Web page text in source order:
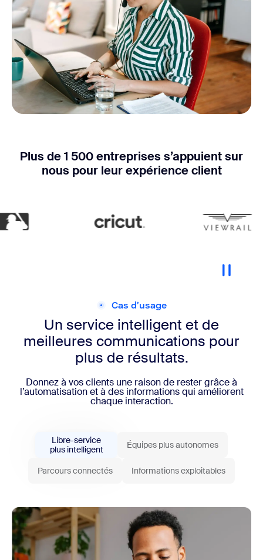
Plus de 1 500 entreprises s’appuient sur
nous pour leur expérience client
Cas d’usage
Un service intelligent et de
meilleures communications pour
plus de résultats.
Donnez à vos clients une raison de rester grâce à
l’automatisation et à des informations qui améliorent
chaque interaction.
Libre-service
plus intelligent
Équipes plus autonomes
Parcours connectés Informations exploitables